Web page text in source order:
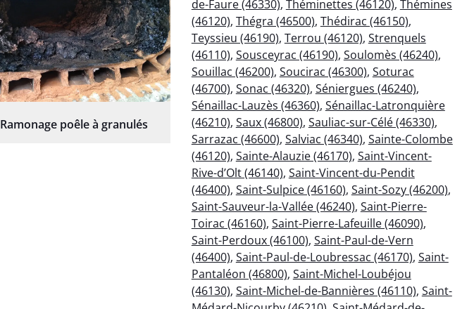
Ramonage poêle à granulés
de-Faure (46330), Théminettes (46120), Thémines
(46120), Thégra (46500), Thédirac (46150),
Teyssieu (46190), Terrou (46120), Strenquels
(46110), Sousceyrac (46190), Soulomès (46240),
Souillac (46200), Soucirac (46300), Soturac
(46700), Sonac (46320), Séniergues (46240),
Sénaillac-Lauzès (46360), Sénaillac-Latronquière
(46210), Saux (46800), Sauliac-sur-Célé (46330),
Sarrazac (46600), Salviac (46340), Sainte-Colombe
(46120), Sainte-Alauzie (46170), Saint-Vincent-
Rive-d’Olt (46140), Saint-Vincent-du-Pendit
(46400), Saint-Sulpice (46160), Saint-Sozy (46200),
Saint-Sauveur-la-Vallée (46240), Saint-Pierre-
Toirac (46160), Saint-Pierre-Lafeuille (46090),
Saint-Perdoux (46100), Saint-Paul-de-Vern
(46400), Saint-Paul-de-Loubressac (46170), Saint-
Pantaléon (46800), Saint-Michel-Loubéjou
(46130), Saint-Michel-de-Bannières (46110), Saint-